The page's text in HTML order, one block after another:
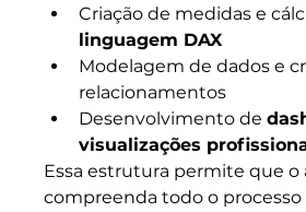
Criação de medidas e
linguagem DAX
Modelagem de dados e
relacionamentos
Desenvolvimento de
visualizações
Essa estrutura permite que o
compreenda todo o processo